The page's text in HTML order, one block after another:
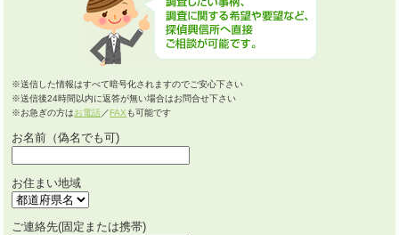
※送信した情報はすべて暗号化されますのでご安心下さい
※送信後24時間以内に返答が無い場合はお問合せ下さい
※お急ぎの方はお電話 ／FAX も可能です
お名前（偽名でも可)
お住まい地域
ご連絡先(固定または携帯)